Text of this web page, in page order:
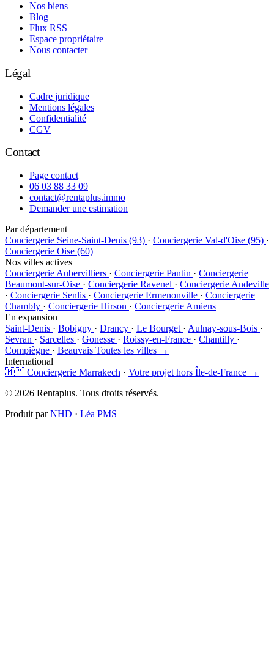
Nos biens
Blog
Flux RSS
Espace propriétaire
Nous contacter
Légal
Cadre juridique
Mentions légales
Confidentialité
CGV
Contact
Page contact
06 03 88 33 09
contact@rentaplus.immo
Demander une estimation
Par département
Conciergerie Seine-Saint-Denis (93) · Conciergerie Val-d'Oise (95) ·
Conciergerie Oise (60)
Nos villes actives
Conciergerie Aubervilliers · Conciergerie Pantin · Conciergerie
Beaumont-sur-Oise · Conciergerie Ravenel · Conciergerie Andeville
· Conciergerie Senlis · Conciergerie Ermenonville · Conciergerie
Chambly · Conciergerie Hirson · Conciergerie Amiens
En expansion
Saint-Denis · Bobigny · Drancy · Le Bourget · Aulnay-sous-Bois ·
Sevran · Sarcelles · Gonesse · Roissy-en-France · Chantilly ·
Compiègne · Beauvais Toutes les villes →
International
🇲🇦 Conciergerie Marrakech · Votre projet hors Île-de-France →
© 2026 Rentaplus. Tous droits réservés.
Produit parNHD · Léa PMS